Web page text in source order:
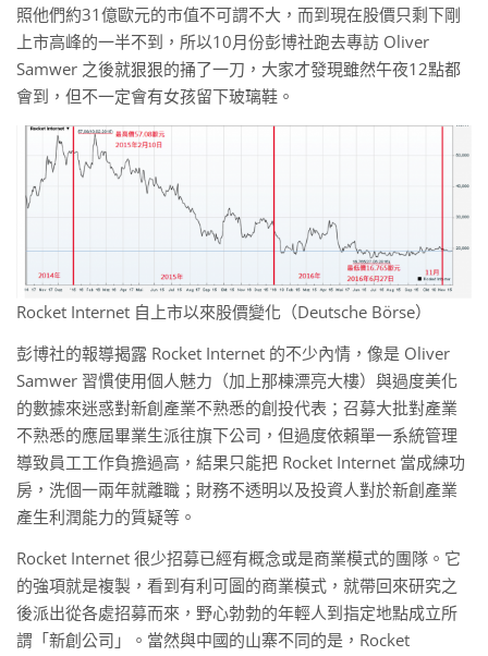
照他們約31億歐元的市值不可謂不大，而到現在股價只剩下剛
上市高峰的一半不到，所以10月份彭博社跑去專訪 Oliver
Samwer 之後就狠狠的捅了一刀，大家才發現雖然午夜12點都
會到，但不一定會有女孩留下玻璃鞋。
Rocket Internet 自上市以來股價變化（Deutsche Börse）
彭博社的報導揭露 Rocket Internet 的不少內情，像是 Oliver
Samwer 習慣使用個人魅力（加上那棟漂亮大樓）與過度美化
的數據來迷惑對新創產業不熟悉的創投代表；召募大批對產業
不熟悉的應屆畢業生派往旗下公司，但過度依賴單一系統管理
導致員工工作負擔過高，結果只能把 Rocket Internet 當成練功
房，洗個一兩年就離職；財務不透明以及投資人對於新創產業
產生利潤能力的質疑等。
Rocket Internet 很少招募已經有概念或是商業模式的團隊。它
的強項就是複製，看到有利可圖的商業模式，就帶回來研究之
後派出從各處招募而來，野心勃勃的年輕人到指定地點成立所
謂「新創公司」。當然與中國的山寨不同的是，Rocket